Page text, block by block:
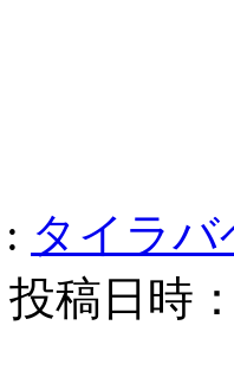
: タイラ
投稿日時